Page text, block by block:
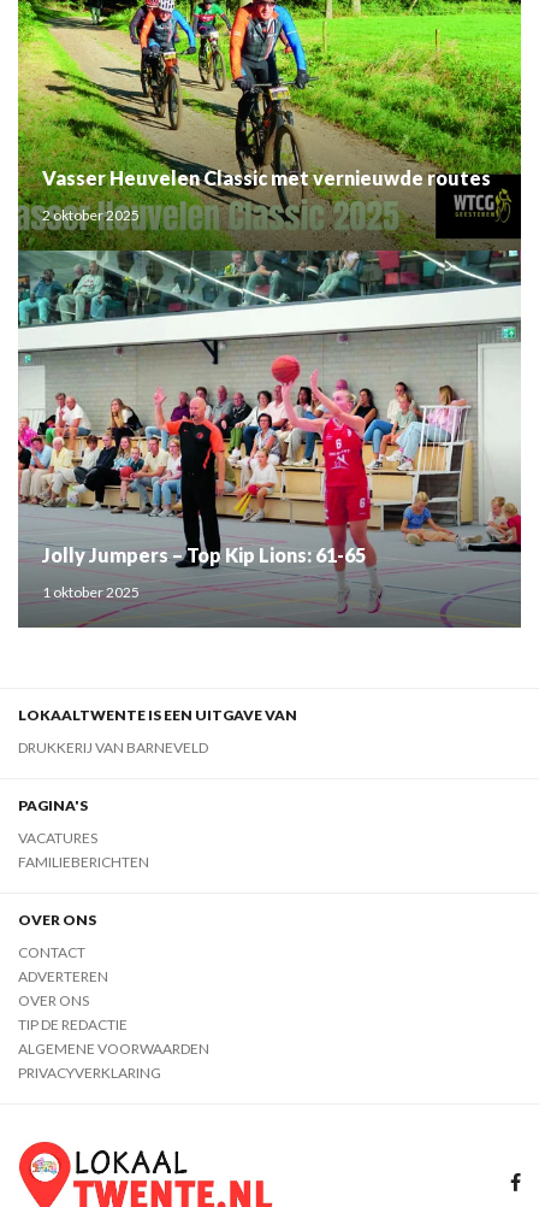
Vasser Heuvelen Classic met vernieuwde routes
2 oktober 2025
Jolly Jumpers – Top Kip Lions: 61-65
1 oktober 2025
LOKAALTWENTE IS EEN UITGAVE VAN
DRUKKERIJ VAN BARNEVELD
PAGINA'S
VACATURES
FAMILIEBERICHTEN
OVER ONS
CONTACT
ADVERTEREN
OVER ONS
TIP DE REDACTIE
ALGEMENE VOORWAARDEN
PRIVACYVERKLARING